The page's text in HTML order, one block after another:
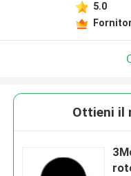
5.0
Ottieni il